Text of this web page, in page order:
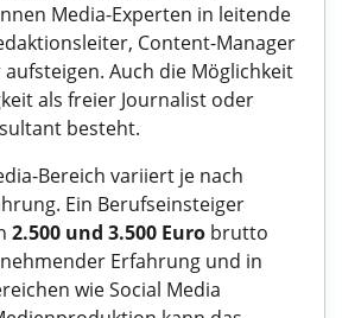
Media-Experten in leitende
Content-Manager
Auch die Möglichkeit
als freier Journalist oder
besteht.
Bereich variiert je nach
Ein Berufseinsteiger
2.500 und 3.500 Euro brutto
Erfahrung und in
wie Social Media